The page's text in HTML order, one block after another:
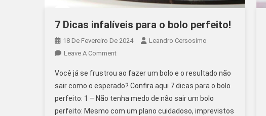
7 Dicas infalíveis para o bolo perfeito!
18 De Fevereiro De 2024
Leandro Cersosimo
Leave A CommentOn
Dicas
Infalíveis
Para
O
Você já se frustrou ao fazer um bolo e o resultado não
sair como o esperado? Confira aqui 7 dicas para o bolo
perfeito: 1 – Não tenha medo de não sair um bolo
perfeito: Mesmo com um plano cuidadoso, imprevistos